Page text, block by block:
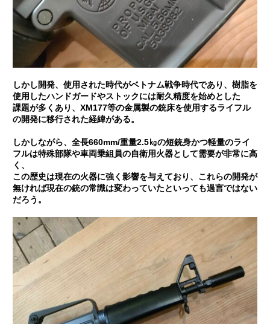
しかし開発、使用された時代がベトナム戦争時代であり、樹脂を
使用したハンドガードやストックには耐久精度を始めとした
課題が多くあり、XM177等の金属製の銃床を使用するライフル
の開発に移行された経緯がある。
しかしながら、全長660mm/重量2.5㎏の短銃身かつ軽量のライ
フルは特殊部隊や車両乗組員の自衛用火器として需要が非常に高
く、
この歴史は現在の火器に強く影響を与えており、これらの開発が
無ければ現在の銃の常識は変わっていたといっても過言ではない
だろう。